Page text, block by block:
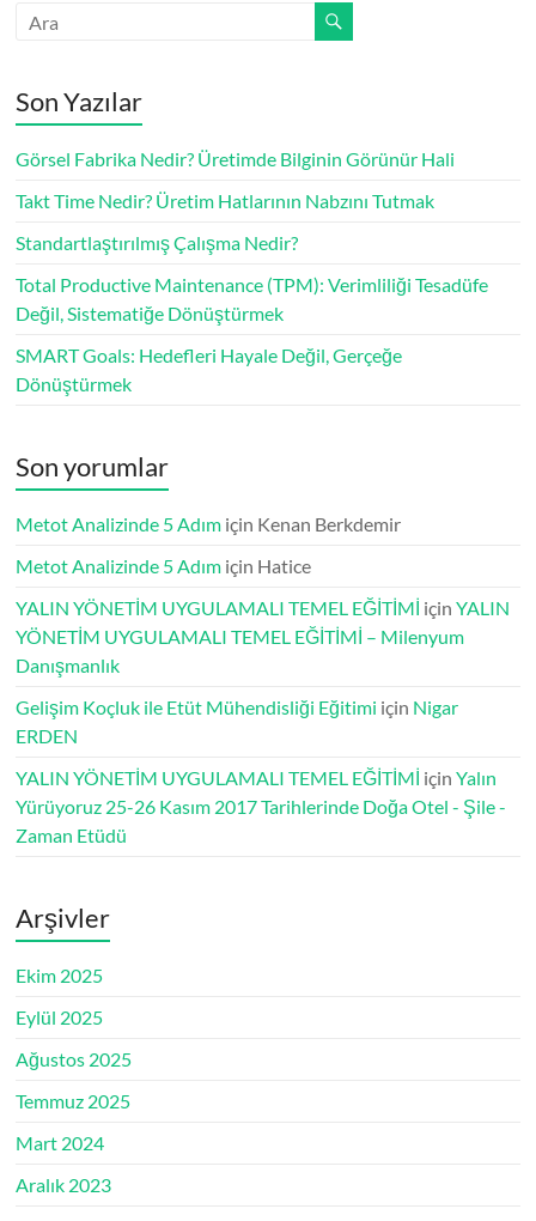
Son Yazılar
Görsel Fabrika Nedir? Üretimde Bilginin Görünür Hali
Takt Time Nedir? Üretim Hatlarının Nabzını Tutmak
Standartlaştırılmış Çalışma Nedir?
Total Productive Maintenance (TPM): Verimliliği Tesadüfe
Değil, Sistematiğe Dönüştürmek
SMART Goals: Hedefleri Hayale Değil, Gerçeğe
Dönüştürmek
Son yorumlar
Metot Analizinde 5 Adım için Kenan Berkdemir
Metot Analizinde 5 Adım için Hatice
YALIN YÖNETİM UYGULAMALI TEMEL EĞİTİMİ içinYALIN
YÖNETİM UYGULAMALI TEMEL EĞİTİMİ – Milenyum
Danışmanlık
Gelişim Koçluk ile Etüt Mühendisliği Eğitimi için Nigar
ERDEN
YALIN YÖNETİM UYGULAMALI TEMEL EĞİTİMİ içinYalın
Yürüyoruz 25-26 Kasım 2017 Tarihlerinde Doğa Otel - Şile -
Zaman Etüdü
Arşivler
Ekim 2025
Eylül 2025
Ağustos 2025
Temmuz 2025
Mart 2024
Aralık 2023